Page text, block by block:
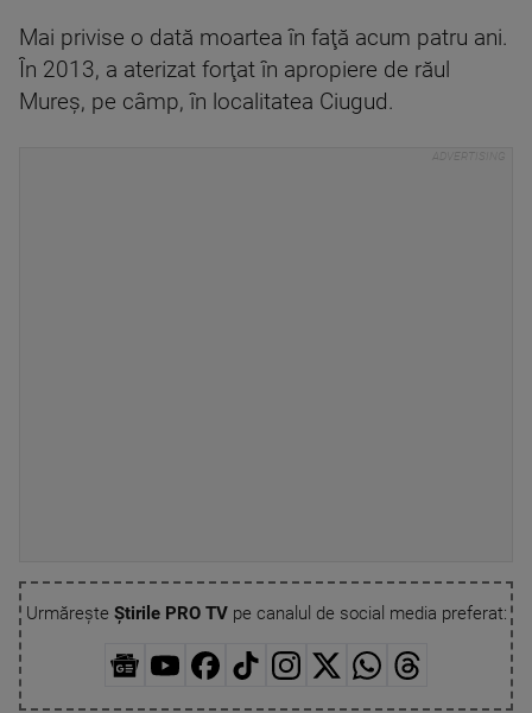
Mai privise o dată moartea în faţă acum patru ani.
În 2013, a aterizat forţat în apropiere de răul
Mureş, pe câmp, în localitatea Ciugud.
Urmărește Știrile PRO TVpe canalul de social media preferat: